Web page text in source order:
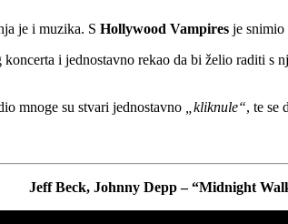
je i muzika. S Hollywood Vampires je snimio
i jednostavno rekao da bi želio raditi s
mnoge su stvari jednostavno
„kliknule“, te se
Jeff Beck, Johnny Depp – “Midnight